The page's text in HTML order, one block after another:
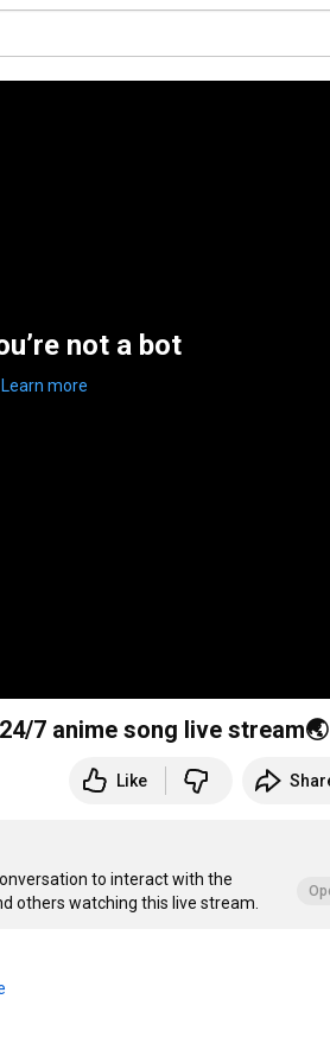
not a bot
Learn more
7 anime song live stream🌏
Like
to interact with the
others watching this live stream.